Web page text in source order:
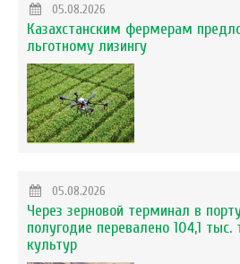
05.08.2026
Казахстанским фермерам
льготному лизингу
05.08.2026
Через зерновой терминал в
полугодие перевалено 104,1 тыс.
культур